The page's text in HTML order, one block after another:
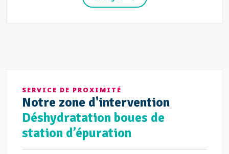
SERVICE DE PROXIMITÉ
Notre zone d'intervention
Déshydratation boues de
station d’épuration